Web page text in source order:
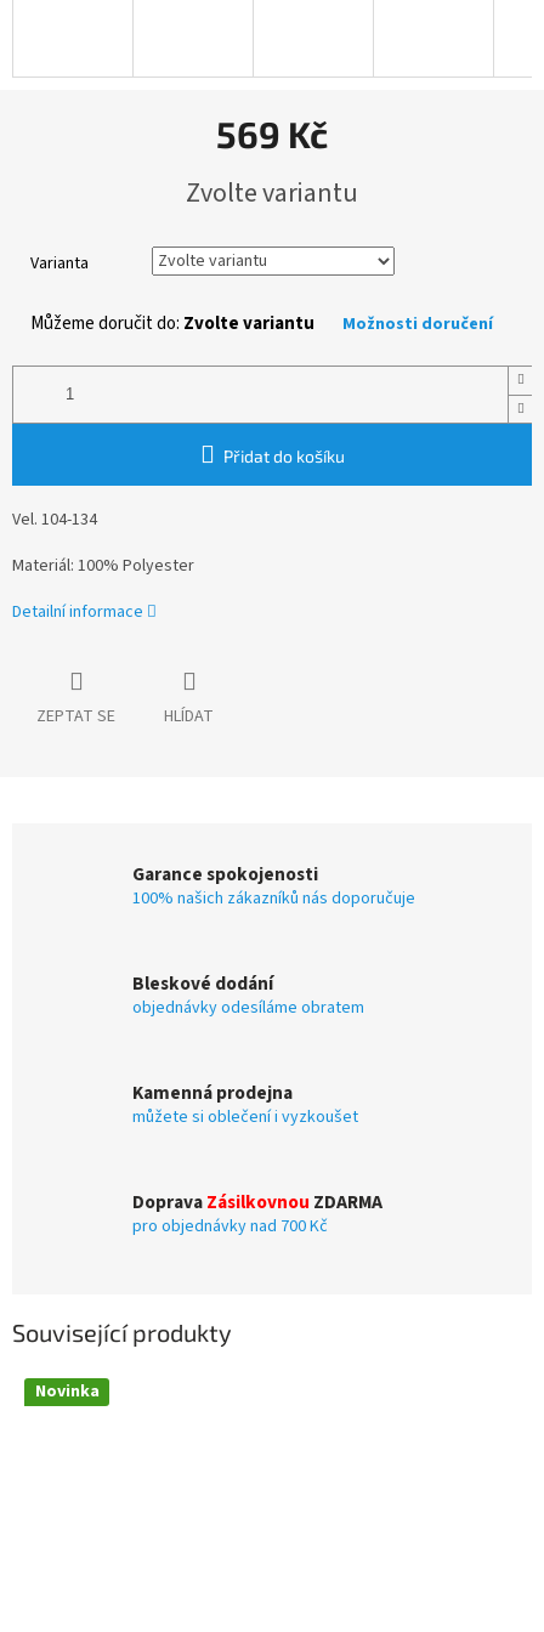
569 Kč
cena:
Zvolte variantu
Varianta
Můžeme doručit do: Zvolte variantu Možnosti doručení
Přidat do košíku
Vel. 104-134
Materiál: 100% Polyester
Detailní informace
ZEPTAT SE HLÍDAT
Garance spokojenosti
100% našich zákazníků nás doporučuje
Bleskové dodání
objednávky odesíláme obratem
Kamenná prodejna
můžete si oblečení i vyzkoušet
DopravaZásilkovnou ZDARMA
pro objednávky nad 700 Kč
Související produkty
Novinka